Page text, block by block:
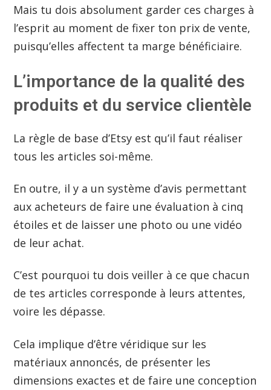
Mais tu dois absolument garder ces charges à
l’esprit au moment de fixer ton prix de vente,
puisqu’elles affectent ta marge bénéficiaire.
L’importance de la qualité des
produits et du service clientèle
La règle de base d’Etsy est qu’il faut réaliser
tous les articles soi-même.
En outre, il y a un système d’avis permettant
aux acheteurs de faire une évaluation à cinq
étoiles et de laisser une photo ou une vidéo
de leur achat.
C’est pourquoi tu dois veiller à ce que chacun
de tes articles corresponde à leurs attentes,
voire les dépasse.
Cela implique d’être véridique sur les
matériaux annoncés, de présenter les
dimensions exactes et de faire une conception